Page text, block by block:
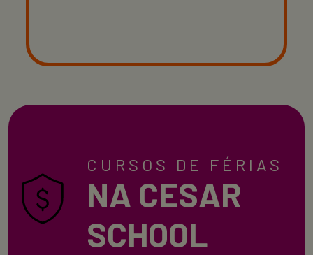
CURSOS DE FÉRIAS
NA CESAR
SCHOOL